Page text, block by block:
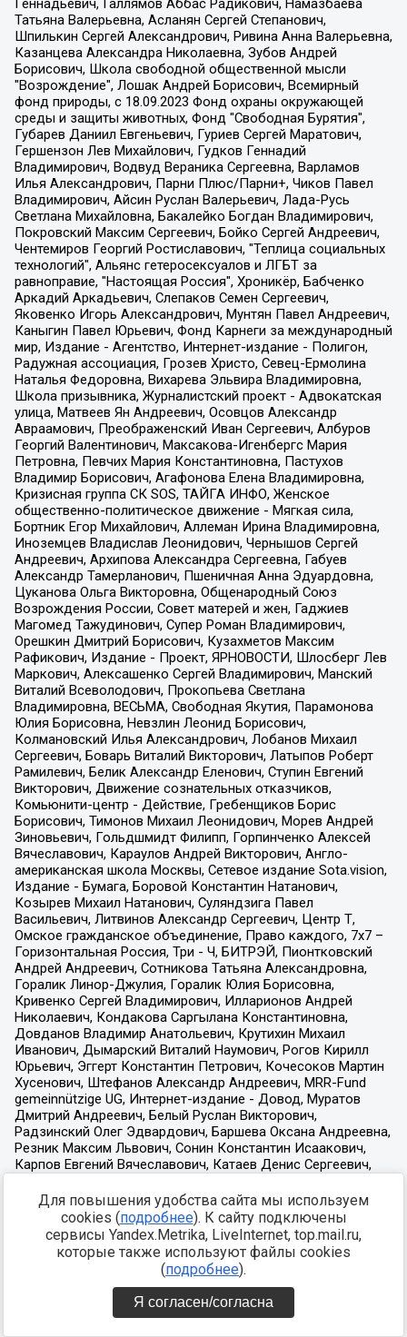
Для повышения удобства сайта мы используем
cookies (подробнее). К сайту подключены
сервисы Yandex.Metrika, LiveInternet, top.mail.ru,
которые также используют файлы cookies
(подробнее).
Я согласен/согласна